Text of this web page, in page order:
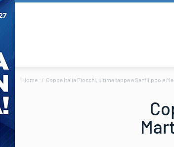
Home Coppa Italia Fiocchi, ultima tappa a Sanfilippo e